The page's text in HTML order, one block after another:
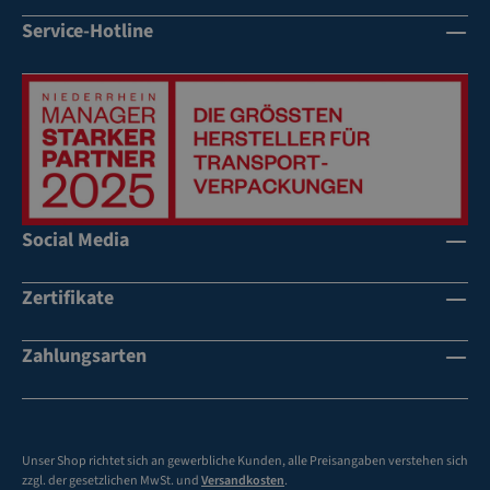
Service-Hotline
Social Media
Zertifikate
Zahlungsarten
Unser Shop richtet sich an gewerbliche Kunden, alle Preisangaben verstehen sich
zzgl. der gesetzlichen MwSt. undVersandkosten.